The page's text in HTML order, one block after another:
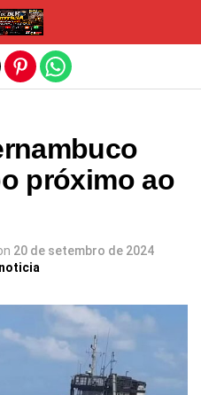
próximo ao
20 de setembro de 2024
mobile